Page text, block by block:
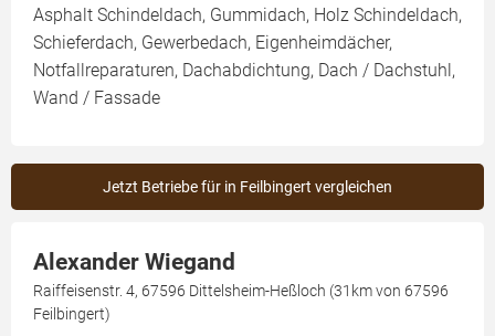
Asphalt Schindeldach, Gummidach, Holz Schindeldach,
Schieferdach, Gewerbedach, Eigenheimdächer,
Notfallreparaturen, Dachabdichtung, Dach / Dachstuhl,
Wand / Fassade
Jetzt Betriebe für in Feilbingert vergleichen
Alexander Wiegand
Raiffeisenstr. 4, 67596 Dittelsheim-Heßloch (31km von 67596
Feilbingert)